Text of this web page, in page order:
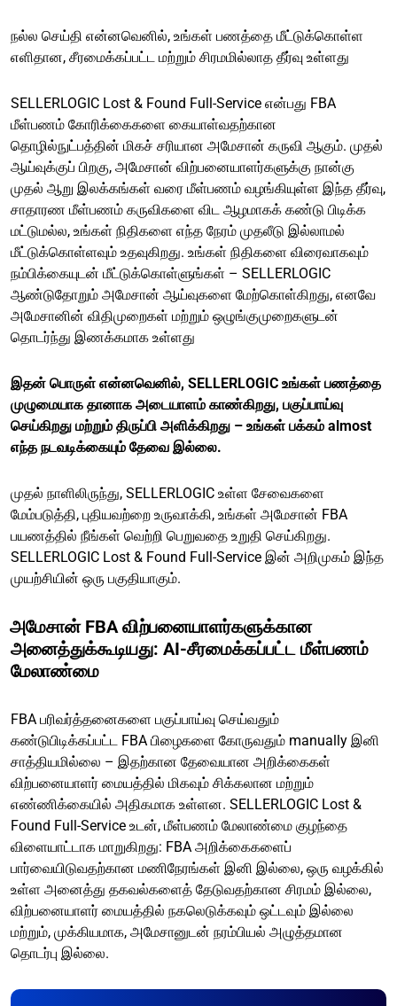
நல்ல செய்தி என்னவெனில், உங்கள் பணத்தை மீட்டுக்கொள்ள
எளிதான, சீரமைக்கப்பட்ட மற்றும் சிரமமில்லாத தீர்வு உள்ளது
SELLERLOGIC Lost & Found Full-Service என்பது FBA
மீள்பணம் கோரிக்கைகளை கையாள்வதற்கான
தொழில்நுட்பத்தின் மிகச் சரியான அமேசான் கருவி ஆகும். முதல்
ஆய்வுக்குப் பிறகு, அமேசான் விற்பனையாளர்களுக்கு நான்கு
முதல் ஆறு இலக்கங்கள் வரை மீள்பணம் வழங்கியுள்ள இந்த தீர்வு,
சாதாரண மீள்பணம் கருவிகளை விட ஆழமாகக் கண்டு பிடிக்க
மட்டுமல்ல, உங்கள் நிதிகளை எந்த நேரம் முதலீடு இல்லாமல்
மீட்டுக்கொள்ளவும் உதவுகிறது. உங்கள் நிதிகளை விரைவாகவும்
நம்பிக்கையுடன் மீட்டுக்கொள்ளுங்கள் – SELLERLOGIC
ஆண்டுதோறும் அமேசான் ஆய்வுகளை மேற்கொள்கிறது, எனவே
அமேசானின் விதிமுறைகள் மற்றும் ஒழுங்குமுறைகளுடன்
தொடர்ந்து இணக்கமாக உள்ளது
இதன் பொருள் என்னவெனில், SELLERLOGIC உங்கள் பணத்தை
முழுமையாக தானாக அடையாளம் காண்கிறது, பகுப்பாய்வு
செய்கிறது மற்றும் திருப்பி அளிக்கிறது – உங்கள் பக்கம் almost
எந்த நடவடிக்கையும் தேவை இல்லை.
முதல் நாளிலிருந்து, SELLERLOGIC உள்ள சேவைகளை
மேம்படுத்தி, புதியவற்றை உருவாக்கி, உங்கள் அமேசான் FBA
பயணத்தில் நீங்கள் வெற்றி பெறுவதை உறுதி செய்கிறது.
SELLERLOGIC Lost & Found Full-Service இன் அறிமுகம் இந்த
முயற்சியின் ஒரு பகுதியாகும்.
அமேசான் FBA விற்பனையாளர்களுக்கான
அனைத்துக்கூடியது: AI-சீரமைக்கப்பட்ட மீள்பணம்
மேலாண்மை
FBA பரிவர்த்தனைகளை பகுப்பாய்வு செய்வதும்
கண்டுபிடிக்கப்பட்ட FBA பிழைகளை கோருவதும் manually இனி
சாத்தியமில்லை – இதற்கான தேவையான அறிக்கைகள்
விற்பனையாளர் மையத்தில் மிகவும் சிக்கலான மற்றும்
எண்ணிக்கையில் அதிகமாக உள்ளன. SELLERLOGIC Lost &
Found Full-Service உடன், மீள்பணம் மேலாண்மை குழந்தை
விளையாட்டாக மாறுகிறது: FBA அறிக்கைகளைப்
பார்வையிடுவதற்கான மணிநேரங்கள் இனி இல்லை, ஒரு வழக்கில்
உள்ள அனைத்து தகவல்களைத் தேடுவதற்கான சிரமம் இல்லை,
விற்பனையாளர் மையத்தில் நகலெடுக்கவும் ஒட்டவும் இல்லை
மற்றும், முக்கியமாக, அமேசானுடன் நரம்பியல் அழுத்தமான
தொடர்பு இல்லை.